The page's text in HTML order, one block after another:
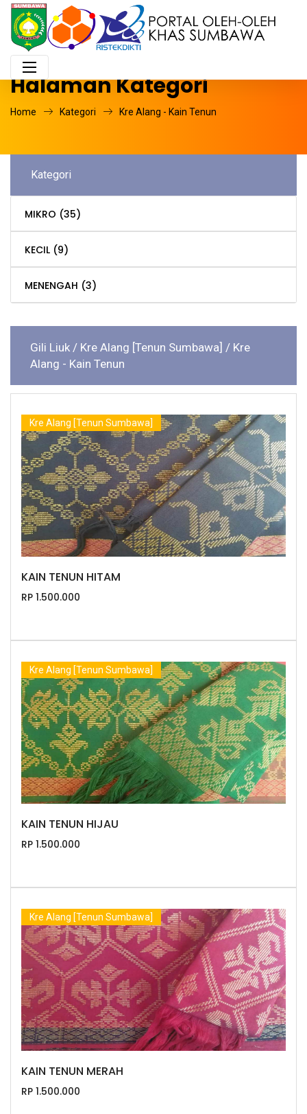
Halaman Kategori
Home Kategori Kre Alang - Kain Tenun
Kategori
MIKRO (35)
KECIL (9)
MENENGAH (3)
Gili Liuk / Kre Alang [Tenun Sumbawa] / Kre
Alang - Kain Tenun
Kre Alang [Tenun Sumbawa]
KAIN TENUN HITAM
RP 1.500.000
Kre Alang [Tenun Sumbawa]
KAIN TENUN HIJAU
RP 1.500.000
Kre Alang [Tenun Sumbawa]
KAIN TENUN MERAH
RP 1.500.000